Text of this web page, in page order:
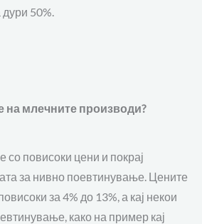
дури 50%.
на млечните производи?
со повисоки цени и покрај
за нивно поевтинување. Цените
за 4% до 13%, а кај некои
како на пример кај